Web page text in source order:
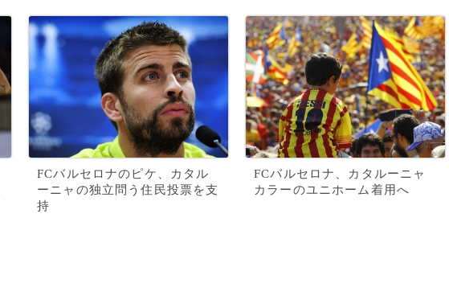
FCバルセロナのピケ、カタル
ーニャの独立問う住民投票を支
持
FCバルセロナ、カタルーニャ
カラーのユニホーム着用へ